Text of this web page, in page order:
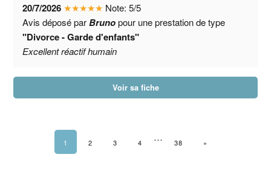
20/7/2026 ★★★★★ Note:5/5
Avis déposé par Brunopour une prestation de type
"Divorce - Garde d'enfants"
Excellent réactif humain
Voir sa fiche
1 2 3 4 … 38 PAGE SUIVANTE
»